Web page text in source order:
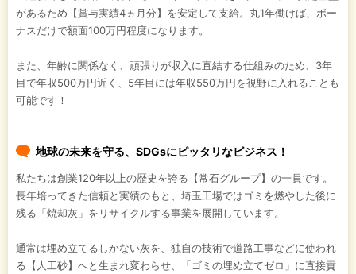
があるため【賞与実績4ヵ月分】を安定して支給。丸1年働けば、ボー
ナスだけで額面100万円程度になります。
また、年齢に関係なく、頑張りが収入に直結する仕組みのため、3年
目で年収500万円近く、5年目には年収550万円を視野に入れることも
可能です！
地球の未来を守る、SDGsにピッタリなビジネス！
私たちは創業120年以上の歴史を誇る【常石グループ】の一員です。
長年培ってきた信頼と実績のもと、埼玉工場ではゴミを燃やした後に
残る「焼却灰」をリサイクルする事業を展開しています。
通常は埋め立てるしかない灰を、独自の技術で道路工事などに使われ
る【人工砂】へと生まれ変わらせ、「ゴミの埋め立てゼロ」に直接貢